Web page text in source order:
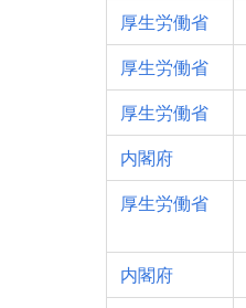
厚生労働省
厚生労働省
厚生労働省
内閣府
厚生労働省
内閣府